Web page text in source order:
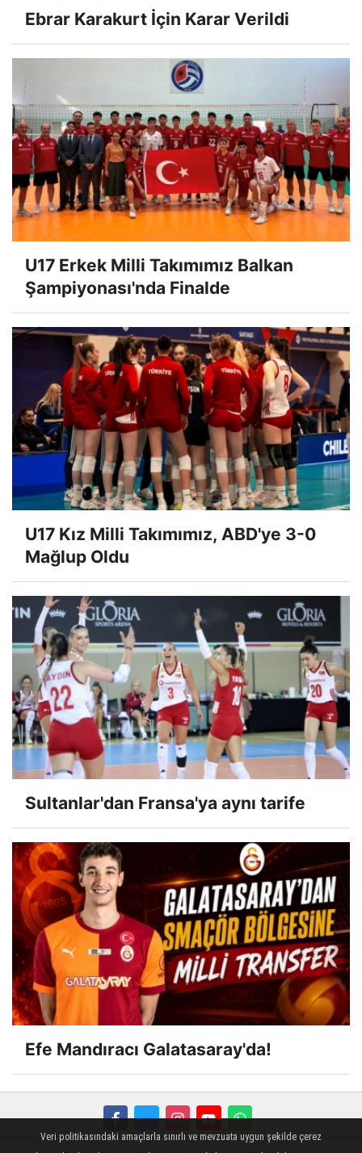
Ebrar Karakurt İçin Karar Verildi
U17 Erkek Milli Takımımız Balkan
Şampiyonası'nda Finalde
U17 Kız Milli Takımımız, ABD'ye 3-0
Mağlup Oldu
Sultanlar'dan Fransa'ya aynı tarife
Efe Mandıracı Galatasaray'da!
Veri politikasındaki amaçlarla sınırlı ve mevzuata uygun şekilde çerez